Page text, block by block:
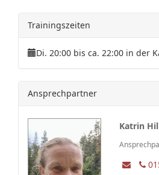
Trainingszeiten
Di. 20:00 bis ca. 22:00 in der
Ansprechpartner
Katrin